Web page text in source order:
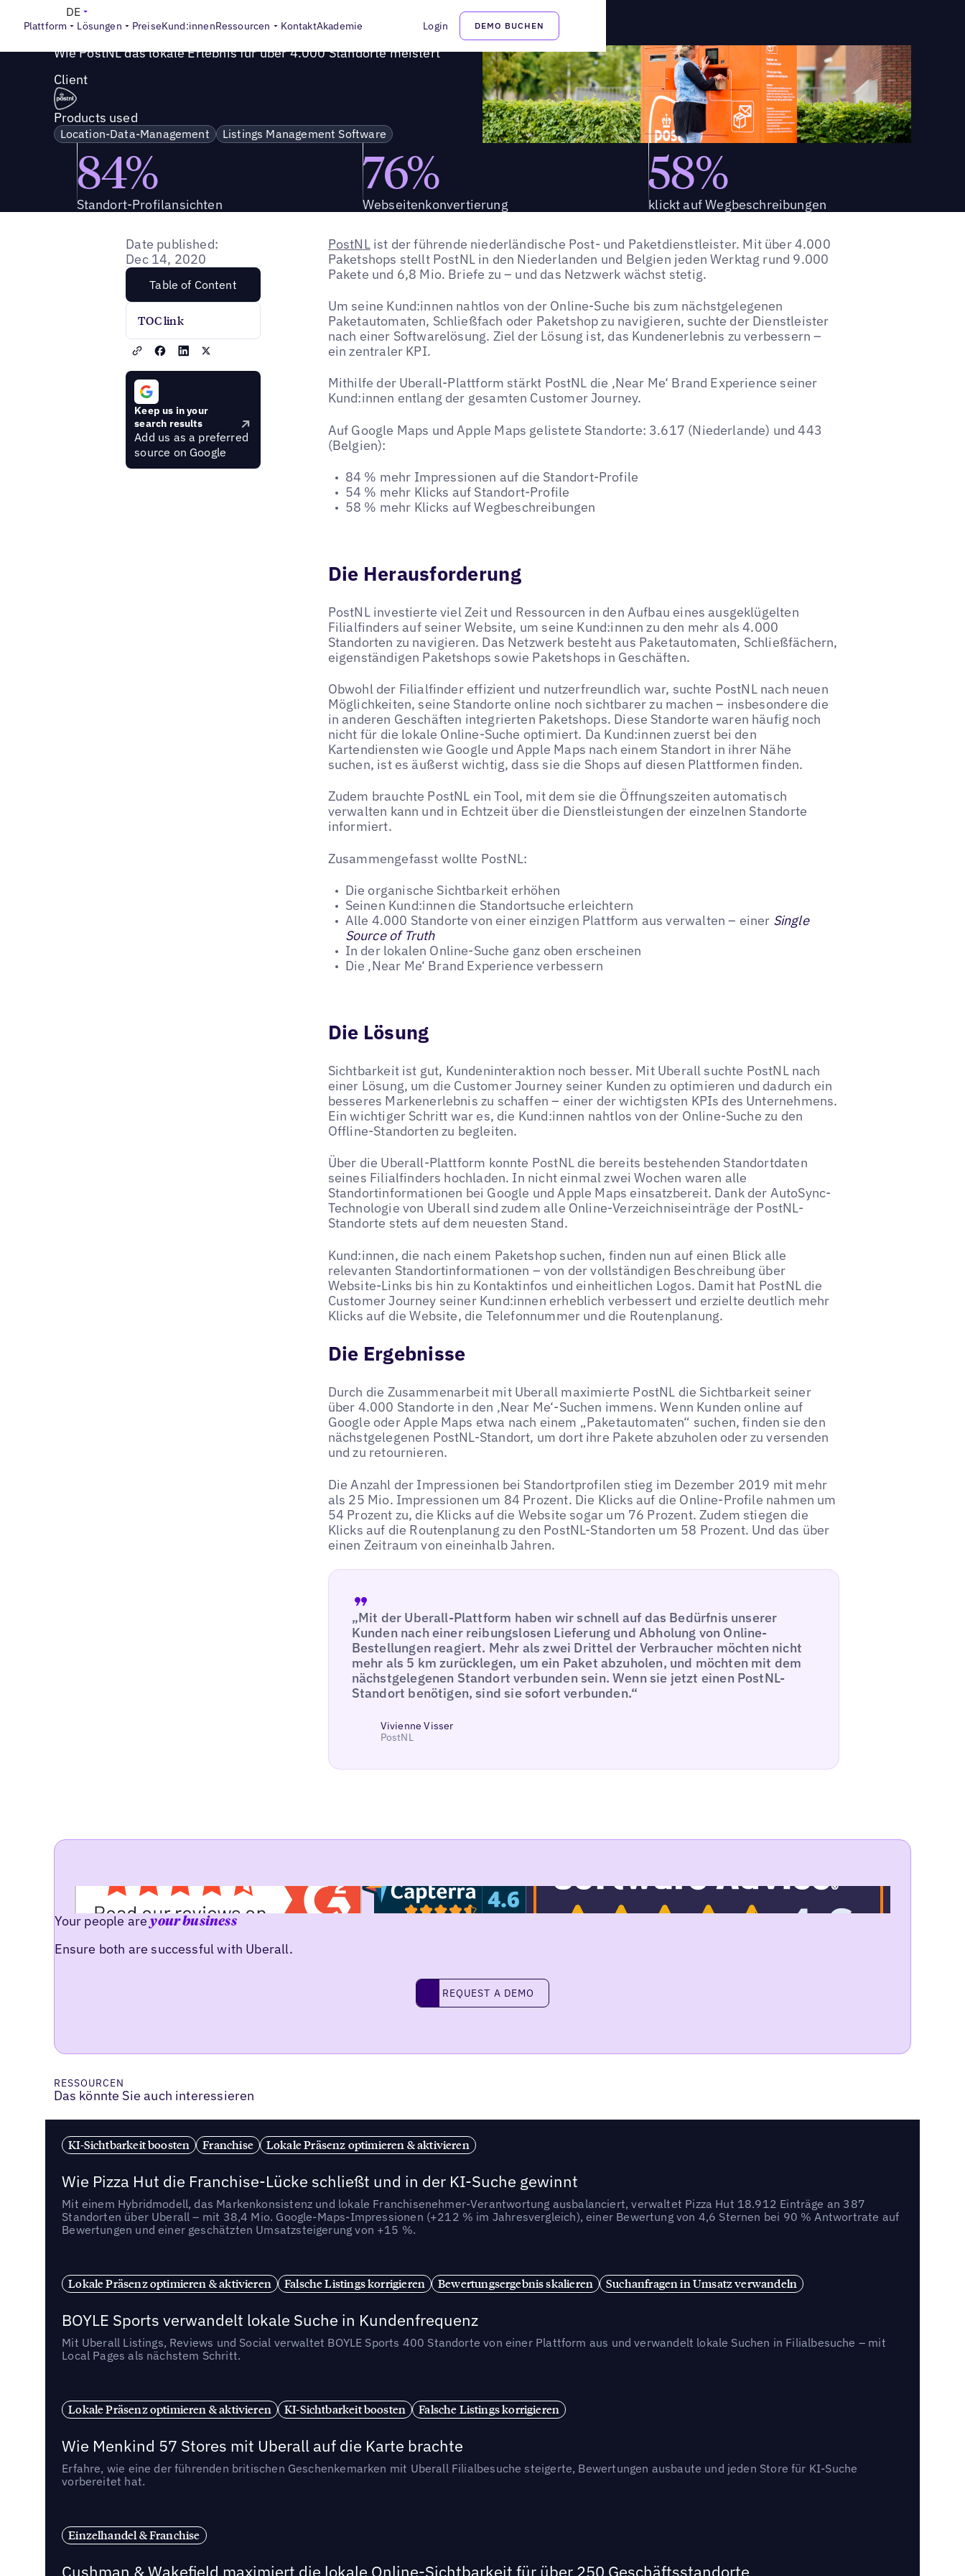
Plattform Lösungen PreiseKund:innenRessourcen KontaktAkademie Login DEMO BUCHEN
DE
Success Story
Wie PostNL das lokale Erlebnis für über 4.000 Standorte meistert
Client
Products used
Location-Data-Management Listings Management Software
84%
Standort-Profilansichten
76%
Webseitenkonvertierung
58%
klickt auf Wegbeschreibungen
Date published:
Dec 14, 2020
Table of Content
TOC link
Keep us in your
search results
Add us as a preferred
source on Google
PostNList der führende niederländische Post- und Paketdienstleister. Mit über 4.000
Paketshops stellt PostNL in den Niederlanden und Belgien jeden Werktag rund 9.000
Pakete und 6,8 Mio. Briefe zu – und das Netzwerk wächst stetig.
Um seine Kund:innen nahtlos von der Online-Suche bis zum nächstgelegenen
Paketautomaten, Schließfach oder Paketshop zu navigieren, suchte der Dienstleister
nach einer Softwarelösung. Ziel der Lösung ist, das Kundenerlebnis zu verbessern –
ein zentraler KPI.
Mithilfe der Uberall-Plattform stärkt PostNL die ‚Near Me‘ Brand Experience seiner
Kund:innen entlang der gesamten Customer Journey.
Auf Google Maps und Apple Maps gelistete Standorte: 3.617 (Niederlande) und 443
(Belgien):
84 % mehr Impressionen auf die Standort-Profile
54 % mehr Klicks auf Standort-Profile
58 % mehr Klicks auf Wegbeschreibungen
Die Herausforderung
PostNL investierte viel Zeit und Ressourcen in den Aufbau eines ausgeklügelten
Filialfinders auf seiner Website, um seine Kund:innen zu den mehr als 4.000
Standorten zu navigieren. Das Netzwerk besteht aus Paketautomaten, Schließfächern,
eigenständigen Paketshops sowie Paketshops in Geschäften.
Obwohl der Filialfinder effizient und nutzerfreundlich war, suchte PostNL nach neuen
Möglichkeiten, seine Standorte online noch sichtbarer zu machen – insbesondere die
in anderen Geschäften integrierten Paketshops. Diese Standorte waren häufig noch
nicht für die lokale Online-Suche optimiert. Da Kund:innen zuerst bei den
Kartendiensten wie Google und Apple Maps nach einem Standort in ihrer Nähe
suchen, ist es äußerst wichtig, dass sie die Shops auf diesen Plattformen finden.
Zudem brauchte PostNL ein Tool, mit dem sie die Öffnungszeiten automatisch
verwalten kann und in Echtzeit über die Dienstleistungen der einzelnen Standorte
informiert.
Zusammengefasst wollte PostNL:
Die organische Sichtbarkeit erhöhen
Seinen Kund:innen die Standortsuche erleichtern
Alle 4.000 Standorte von einer einzigen Plattform aus verwalten – einer Single
Source of Truth
In der lokalen Online-Suche ganz oben erscheinen
Die ‚Near Me‘ Brand Experience verbessern
Die Lösung
Sichtbarkeit ist gut, Kundeninteraktion noch besser. Mit Uberall suchte PostNL nach
einer Lösung, um die Customer Journey seiner Kunden zu optimieren und dadurch ein
besseres Markenerlebnis zu schaffen – einer der wichtigsten KPIs des Unternehmens.
Ein wichtiger Schritt war es, die Kund:innen nahtlos von der Online-Suche zu den
Offline-Standorten zu begleiten.
Über die Uberall-Plattform konnte PostNL die bereits bestehenden Standortdaten
seines Filialfinders hochladen. In nicht einmal zwei Wochen waren alle
Standortinformationen bei Google und Apple Maps einsatzbereit. Dank der AutoSync-
Technologie von Uberall sind zudem alle Online-Verzeichniseinträge der PostNL-
Standorte stets auf dem neuesten Stand.
Kund:innen, die nach einem Paketshop suchen, finden nun auf einen Blick alle
relevanten Standortinformationen – von der vollständigen Beschreibung über
Website-Links bis hin zu Kontaktinfos und einheitlichen Logos. Damit hat PostNL die
Customer Journey seiner Kund:innen erheblich verbessert und erzielte deutlich mehr
Klicks auf die Website, die Telefonnummer und die Routenplanung.
Die Ergebnisse
Durch die Zusammenarbeit mit Uberall maximierte PostNL die Sichtbarkeit seiner
über 4.000 Standorte in den ‚Near Me‘-Suchen immens. Wenn Kunden online auf
Google oder Apple Maps etwa nach einem „Paketautomaten“ suchen, finden sie den
nächstgelegenen PostNL-Standort, um dort ihre Pakete abzuholen oder zu versenden
und zu retournieren.
Die Anzahl der Impressionen bei Standortprofilen stieg im Dezember 2019 mit mehr
als 25 Mio. Impressionen um 84 Prozent. Die Klicks auf die Online-Profile nahmen um
54 Prozent zu, die Klicks auf die Website sogar um 76 Prozent. Zudem stiegen die
Klicks auf die Routenplanung zu den PostNL-Standorten um 58 Prozent. Und das über
einen Zeitraum von eineinhalb Jahren.
„Mit der Uberall-Plattform haben wir schnell auf das Bedürfnis unserer
Kunden nach einer reibungslosen Lieferung und Abholung von Online-
Bestellungen reagiert. Mehr als zwei Drittel der Verbraucher möchten nicht
mehr als 5 km zurücklegen, um ein Paket abzuholen, und möchten mit dem
nächstgelegenen Standort verbunden sein. Wenn sie jetzt einen PostNL-
Standort benötigen, sind sie sofort verbunden.“
Vivienne Visser
PostNL
Your people areyour business
Ensure both are successful with Uberall.
request a demo
REQUEST A DEMO
RESSOURCEN
Das könnte Sie auch interessieren
KI-Sichtbarkeit boosten Franchise Lokale Präsenz optimieren & aktivieren
Wie Pizza Hut die Franchise-Lücke schließt und in der KI-Suche gewinnt
Mit einem Hybridmodell, das Markenkonsistenz und lokale Franchisenehmer-Verantwortung ausbalanciert, verwaltet Pizza Hut 18.912 Einträge an 387
Standorten über Uberall – mit 38,4 Mio. Google-Maps-Impressionen (+212 % im Jahresvergleich), einer Bewertung von 4,6 Sternen bei 90 % Antwortrate auf
Bewertungen und einer geschätzten Umsatzsteigerung von +15 %.
Lokale Präsenz optimieren & aktivieren Falsche Listings korrigieren Bewertungsergebnis skalieren Suchanfragen in Umsatz verwandeln
BOYLE Sports verwandelt lokale Suche in Kundenfrequenz
Mit Uberall Listings, Reviews und Social verwaltet BOYLE Sports 400 Standorte von einer Plattform aus und verwandelt lokale Suchen in Filialbesuche – mit
Local Pages als nächstem Schritt.
Lokale Präsenz optimieren & aktivieren KI-Sichtbarkeit boosten Falsche Listings korrigieren
Wie Menkind 57 Stores mit Uberall auf die Karte brachte
Erfahre, wie eine der führenden britischen Geschenkemarken mit Uberall Filialbesuche steigerte, Bewertungen ausbaute und jeden Store für KI-Suche
vorbereitet hat.
Einzelhandel & Franchise
Cushman & Wakefield maximiert die lokale Online-Sichtbarkeit für über 250 Geschäftsstandorte